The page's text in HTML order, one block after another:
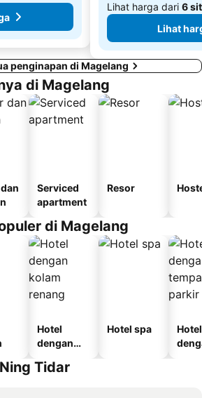
Lihat harga dari 6
Lihat
penginapan di Magelang
di Magelang
Serviced
apartment
Resor
di Magelang
Hotel
dengan
renang
Hotel spa
Hotel
Tidar